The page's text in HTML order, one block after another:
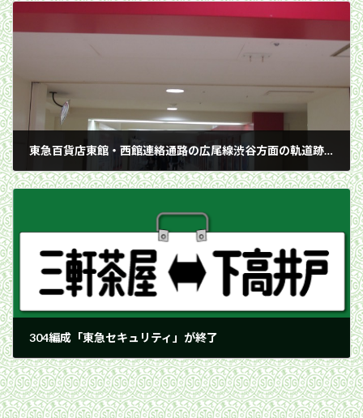
東急百貨店東館・西館連絡通路の広尾線渋谷方面の軌道跡／2013年3月24日 東急百貨店西館
2013年3月24日
304編成「東急セキュリティ」が終了
2013年8月2日